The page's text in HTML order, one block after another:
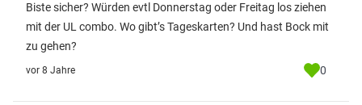
Biste sicher? Würden evtl Donnerstag oder Freitag los ziehen
mit der UL combo. Wo gibt’s Tageskarten? Und hast Bock mit
zu gehen?
vor 8 Jahre 0